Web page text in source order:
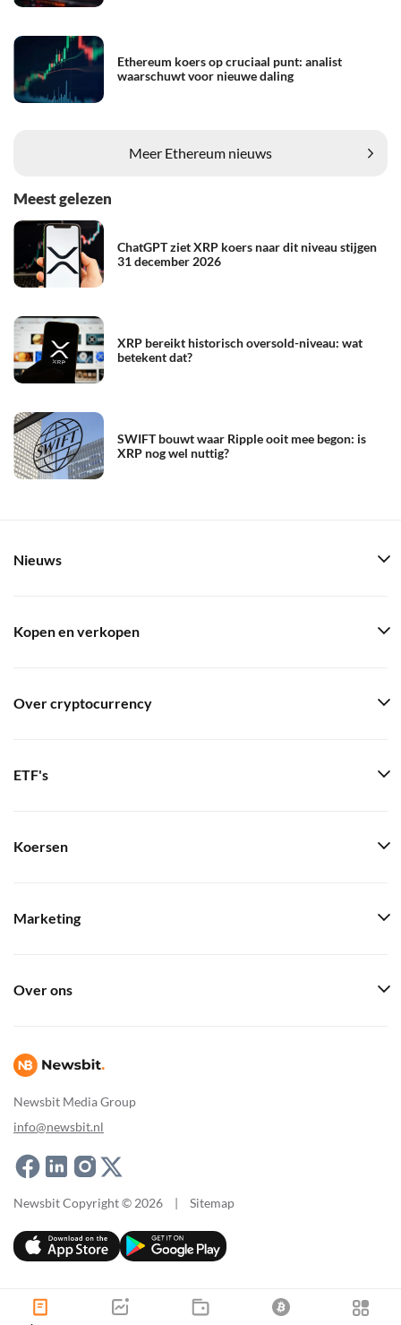
Ethereum koers op cruciaal punt: analist
waarschuwt voor nieuwe daling
Meer Ethereum nieuws
Meest gelezen
ChatGPT ziet XRP koers naar dit niveau stijgen
31 december 2026
XRP bereikt historisch oversold-niveau: wat
betekent dat?
SWIFT bouwt waar Ripple ooit mee begon: is
XRP nog wel nuttig?
Newsbit Media Group
info@newsbit.nl
Nieuws
Kopen en verkopen
Over cryptocurrency
ETF's
Koersen
Marketing
Over ons
Newsbit Copyright © 2026 | Sitemap